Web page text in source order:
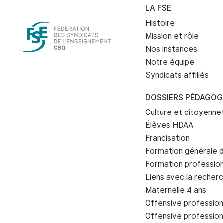
LA FSE
Histoire
Mission et rôle
Nos instances
Notre équipe
Syndicats affiliés
DOSSIERS
Culture et
Élèves HDAA
Francisation
Formation générale
Formation
Liens avec la
Maternelle 4 ans
Offensive
Offensive